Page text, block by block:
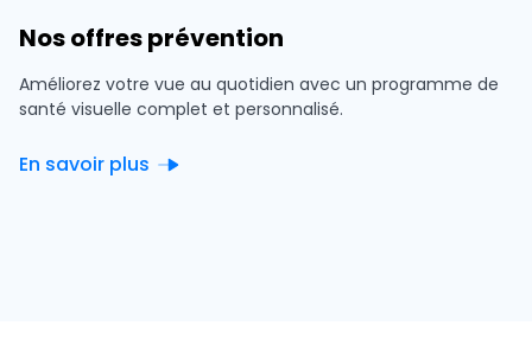
Nos offres prévention
Améliorez votre vue au quotidien avec un programme de
santé visuelle complet et personnalisé.
En savoir plus